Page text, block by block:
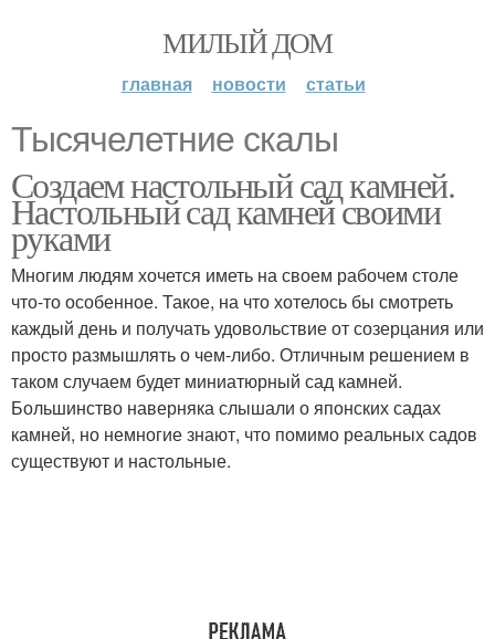
МИЛЫЙ ДОМ
главная новости статьи
Тысячелетние скалы
Создаем настольный сад камней.
Настольный сад камней своими
руками
Многим людям хочется иметь на своем рабочем столе
что-то особенное. Такое, на что хотелось бы смотреть
каждый день и получать удовольствие от созерцания или
просто размышлять о чем-либо. Отличным решением в
таком случаем будет миниатюрный сад камней.
Большинство наверняка слышали о японских садах
камней, но немногие знают, что помимо реальных садов
существуют и настольные.